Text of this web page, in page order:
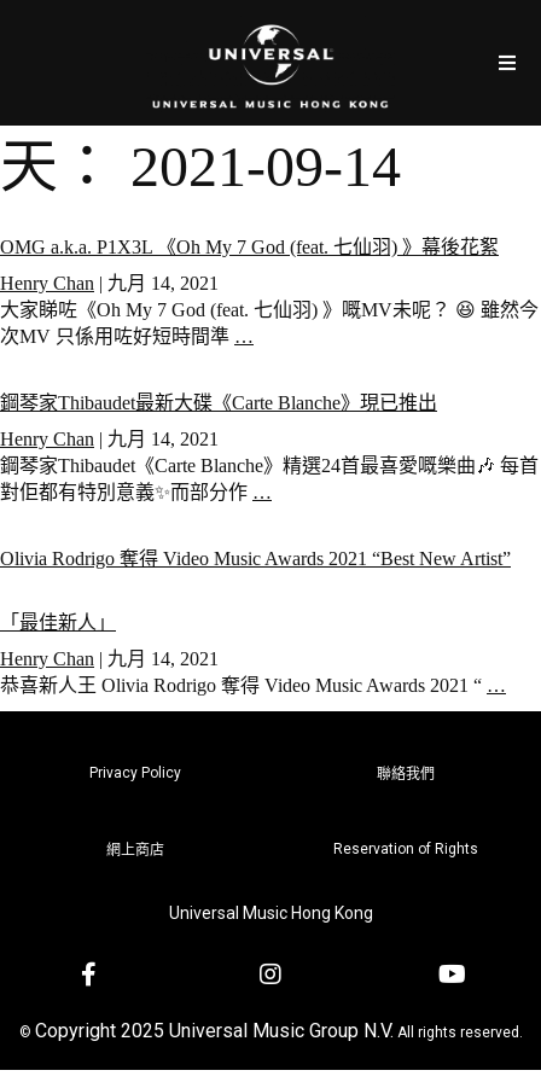
天： 2021-09-14
OMG a.k.a. P1X3L 《Oh My 7 God (feat. 七仙羽) 》幕後花絮
Henry Chan | 九月 14, 2021
大家睇咗《Oh My 7 God (feat. 七仙羽) 》嘅MV未呢？ 😆 雖然今
次MV 只係用咗好短時間準 …
鋼琴家Thibaudet最新大碟《Carte Blanche》現已推出
Henry Chan | 九月 14, 2021
鋼琴家Thibaudet《Carte Blanche》精選24首最喜愛嘅樂曲🎶 每首
對佢都有特別意義✨而部分作 …
Olivia Rodrigo 奪得 Video Music Awards 2021 “Best New Artist”
「最佳新人」
Henry Chan | 九月 14, 2021
恭喜新人王 Olivia Rodrigo 奪得 Video Music Awards 2021 “ …
Privacy Policy 聯絡我們
網上商店 Reservation of Rights
Universal Music Hong Kong
© Copyright 2025 Universal Music Group N.V. All rights reserved.